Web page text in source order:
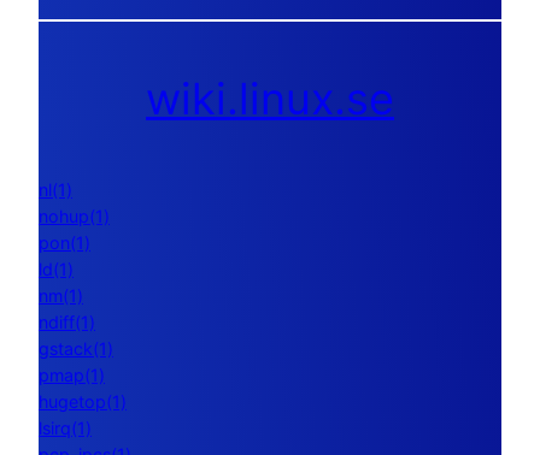
wiki.linux.se
nl(1)
nohup(1)
pon(1)
ld(1)
nm(1)
ndiff(1)
gstack(1)
pmap(1)
hugetop(1)
lsirq(1)